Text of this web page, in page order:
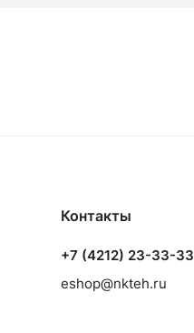
Контакты
+7 (4212) 23-33-33
eshop@nkteh.ru